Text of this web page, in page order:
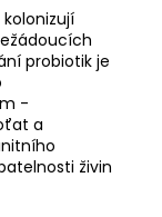
probiotik je
-
a
živin